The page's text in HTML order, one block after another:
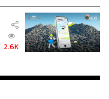
2.6K